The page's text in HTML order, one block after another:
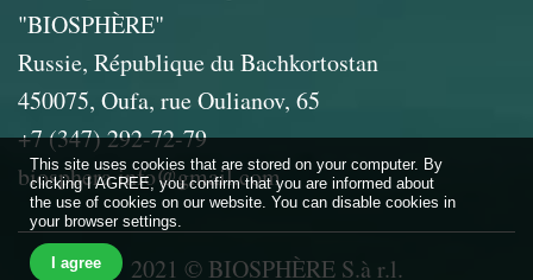
This site uses cookies that are stored on your computer. By
clicking I AGREE, you confirm that you are informed about
the use of cookies on our website. You can disable cookies in
your browser settings.
I agree
"BIOSPHÈRE"
Russie, République du Bachkortostan
450075, Oufa, rue Oulianov, 65
+7 (347) 292-72-79
biosphera.info@gmail.com
2021 © BIOSPHÈRE S.à r.l.